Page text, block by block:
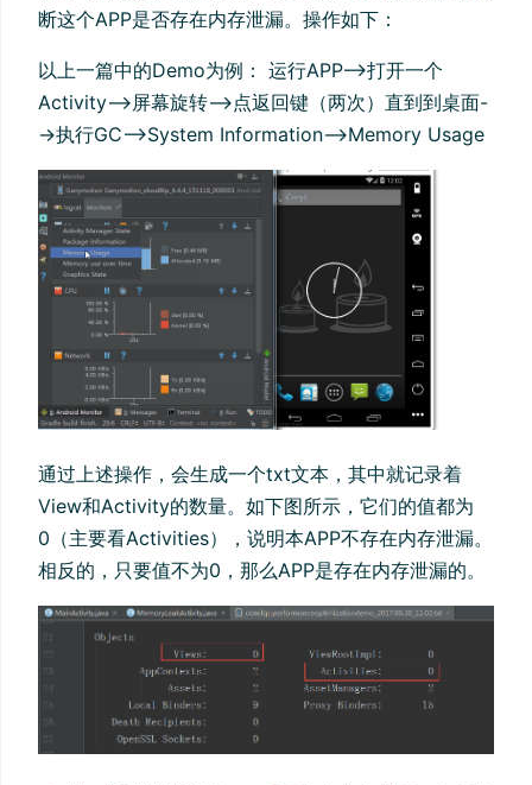
断这个APP是否存在内存泄漏。操作如下：
以上一篇中的Demo为例： 运行APP-->打开一个
Activity-->屏幕旋转-->点返回键（两次）直到到桌面-
->执行GC-->System Information-->Memory Usage
通过上述操作，会生成一个txt文本，其中就记录着
View和Activity的数量。如下图所示，它们的值都为
0（主要看Activities），说明本APP不存在内存泄漏。
相反的，只要值不为0，那么APP是存在内存泄漏的。